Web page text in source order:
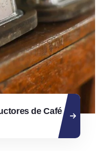
de Café